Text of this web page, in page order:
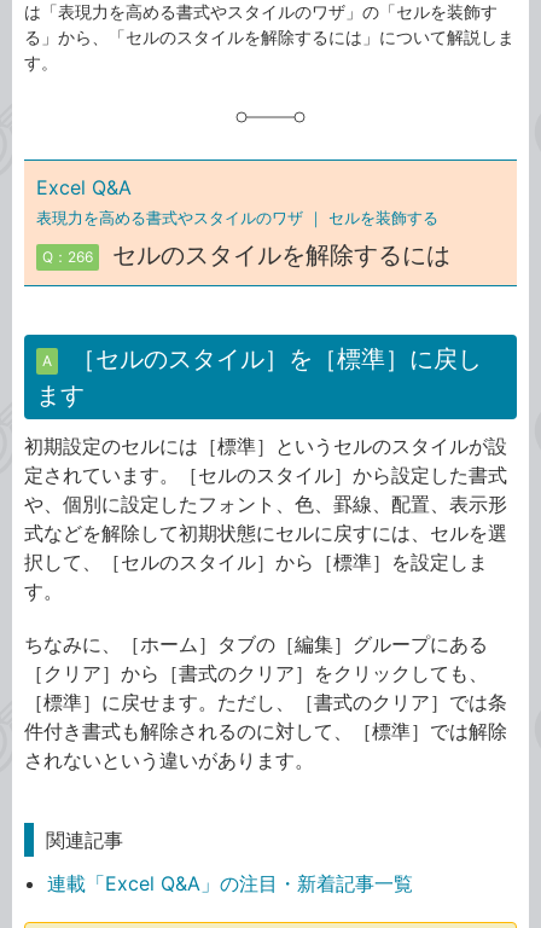
は「表現力を高める書式やスタイルのワザ」の「セルを装飾す
る」から、「セルのスタイルを解除するには」について解説しま
す。
Excel Q&A
表現力を高める書式やスタイルのワザ ｜ セルを装飾する
Q：266 セルのスタイルを解除するには
A
［セルのスタイル］を［標準］に戻し
ます
初期設定のセルには［標準］というセルのスタイルが設
定されています。［セルのスタイル］から設定した書式
や、個別に設定したフォント、色、罫線、配置、表示形
式などを解除して初期状態にセルに戻すには、セルを選
択して、［セルのスタイル］から［標準］を設定しま
す。
ちなみに、［ホーム］タブの［編集］グループにある
［クリア］から［書式のクリア］をクリックしても、
［標準］に戻せます。ただし、［書式のクリア］では条
件付き書式も解除されるのに対して、［標準］では解除
されないという違いがあります。
関連記事
連載「Excel Q&A」の注目・新着記事一覧